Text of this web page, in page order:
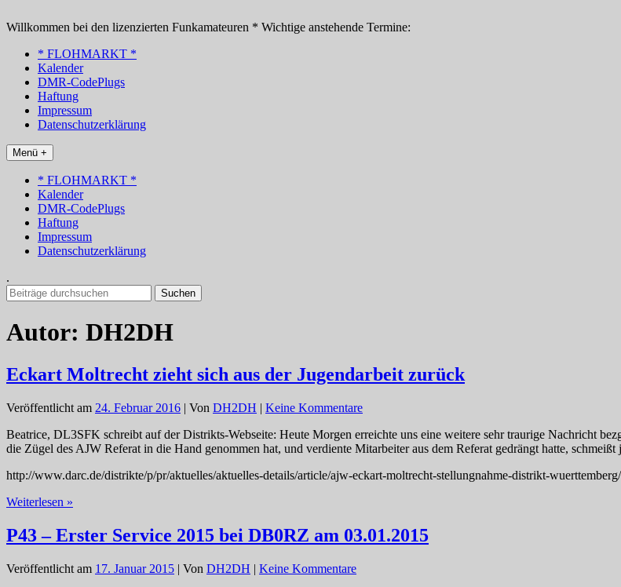
Inhalt
Willkommen bei den lizenzierten Funkamateuren * Wichtige anstehende Termine:
* FLOHMARKT *
Kalender
DMR-CodePlugs
Haftung
Impressum
Datenschutzerklärung
Menü +
* FLOHMARKT *
Kalender
DMR-CodePlugs
Haftung
Impressum
Datenschutzerklärung
.
Suchen
nach:
Autor: DH2DH
Eckart Moltrecht zieht sich aus der Jugendarbeit zurück
Veröffentlicht am 24. Februar 2016 | Von DH2DH | Keine Kommentare
Beatrice, DL3SFK schreibt auf der Distrikts-Webseite: Heute Morgen erreichte uns eine weitere sehr traurige Nachricht
die Zügel des AJW Referat in die Hand genommen hat, und verdiente Mitarbeiter aus dem Referat gedrängt hatte,
http://www.darc.de/distrikte/p/pr/aktuelles/aktuelles-details/article/ajw-eckart-moltrecht-stellungnahme-distrikt-wuerttemberg/
Weiterlesen »
zieht
sich
der
P43 – Erster Service 2015 bei DB0RZ am 03.01.2015
Veröffentlicht am 17. Januar 2015 | Von DH2DH | Keine Kommentare